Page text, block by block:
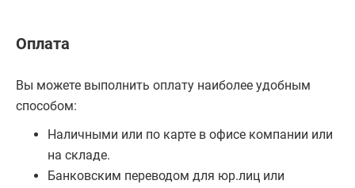
Оплата
Вы можете выполнить оплату наиболее удобным
способом:
Наличными или по карте в офисе компании или
на складе.
Банковским переводом для юр.лиц или